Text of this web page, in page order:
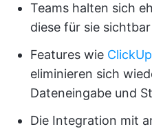
Teams halten sich
diese für sie
Features wie
eliminieren sich
Dateneingabe und
Die Integration mit